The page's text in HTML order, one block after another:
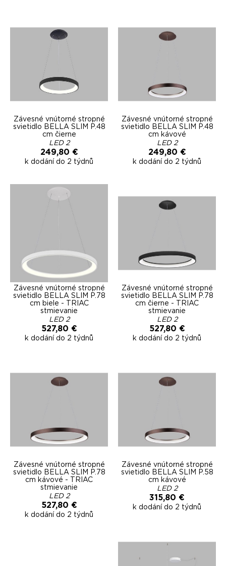
Závesné vnútorné stropné
svietidlo BELLA SLIM P.48
cm čierne
LED 2
249,80 €
k dodání do 2 týdnů
Závesné vnútorné stropné
svietidlo BELLA SLIM P.48
cm kávové
LED 2
249,80 €
k dodání do 2 týdnů
Závesné vnútorné stropné
svietidlo BELLA SLIM P.78
cm biele - TRIAC
stmievanie
LED 2
527,80 €
k dodání do 2 týdnů
Závesné vnútorné stropné
svietidlo BELLA SLIM P.78
cm čierne - TRIAC
stmievanie
LED 2
527,80 €
k dodání do 2 týdnů
Závesné vnútorné stropné
svietidlo BELLA SLIM P.78
cm kávové - TRIAC
stmievanie
LED 2
527,80 €
k dodání do 2 týdnů
Závesné vnútorné stropné
svietidlo BELLA SLIM P.58
cm kávové
LED 2
315,80 €
k dodání do 2 týdnů